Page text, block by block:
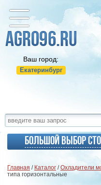
Ваш город:
Екатеринбург
Большой выбор
Главная / Каталог /Охладители
типа горизонтальные